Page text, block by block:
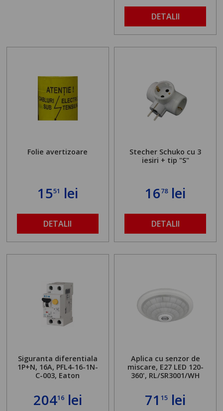
DETALII
Folie avertizoare
1551 lei
DETALII
Stecher Schuko cu 3
iesiri + tip "S"
1678lei
DETALII
Siguranta diferentiala
1P+N, 16A, PFL4-16-1N-
C-003, Eaton
20416lei
Aplica cu senzor de
miscare, E27 LED 120-
360', RL/SR3001/WH
7115 lei